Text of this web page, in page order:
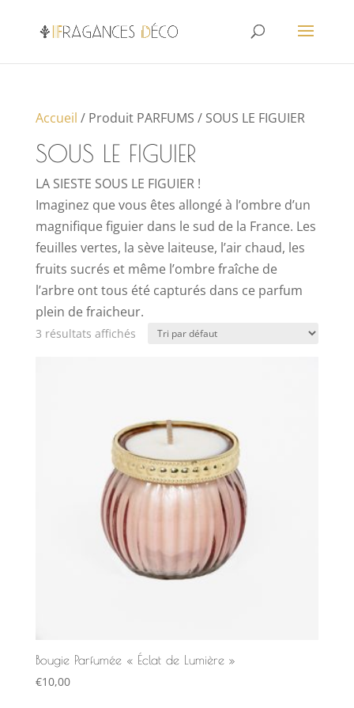
Accueil / Produit PARFUMS / SOUS LE FIGUIER
SOUS LE FIGUIER
LA SIESTE SOUS LE FIGUIER !
Imaginez que vous êtes allongé à l’ombre d’un
magnifique figuier dans le sud de la France. Les
feuilles vertes, la sève laiteuse, l’air chaud, les
fruits sucrés et même l’ombre fraîche de
l’arbre ont tous été capturés dans ce parfum
plein de fraicheur.
3 résultats affichés
Bougie Parfumée « Éclat de Lumière »
€10,00